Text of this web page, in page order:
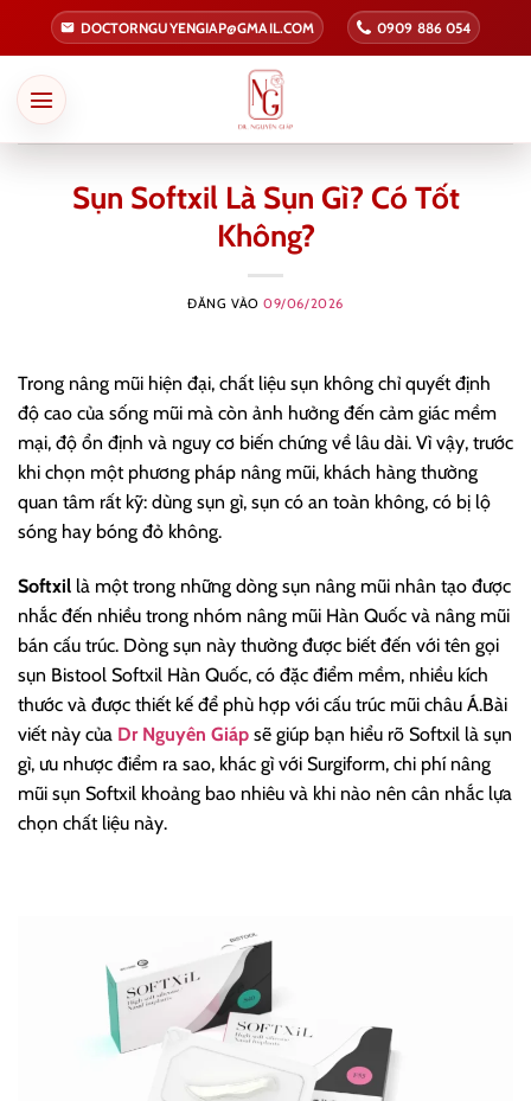
dung
DOCTORNGUYENGIAP@GMAIL.COM 0909 886 054
Sụn Softxil Là Sụn Gì? Có Tốt
Không?
ĐĂNG VÀO09/06/2026
Trong nâng mũi hiện đại, chất liệu sụn không chỉ quyết định
độ cao của sống mũi mà còn ảnh hưởng đến cảm giác mềm
mại, độ ổn định và nguy cơ biến chứng về lâu dài. Vì vậy, trước
khi chọn một phương pháp nâng mũi, khách hàng thường
quan tâm rất kỹ: dùng sụn gì, sụn có an toàn không, có bị lộ
sóng hay bóng đỏ không.
Softxil là một trong những dòng sụn nâng mũi nhân tạo được
nhắc đến nhiều trong nhóm nâng mũi Hàn Quốc và nâng mũi
bán cấu trúc. Dòng sụn này thường được biết đến với tên gọi
sụn Bistool Softxil Hàn Quốc, có đặc điểm mềm, nhiều kích
thước và được thiết kế để phù hợp với cấu trúc mũi châu Á.Bài
viết này của Dr Nguyên Giáp sẽ giúp bạn hiểu rõ Softxil là sụn
gì, ưu nhược điểm ra sao, khác gì với Surgiform, chi phí nâng
mũi sụn Softxil khoảng bao nhiêu và khi nào nên cân nhắc lựa
chọn chất liệu này.